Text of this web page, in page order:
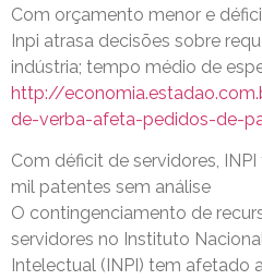
Com orçamento menor e
Inpi atrasa decisões sobre
indústria; tempo médio de
http://
de-verba-afeta-pedidos-de-
Com déficit de servidores,
mil patentes sem análise
O contingenciamento de
servidores no Instituto
Intelectual (INPI) tem afetado